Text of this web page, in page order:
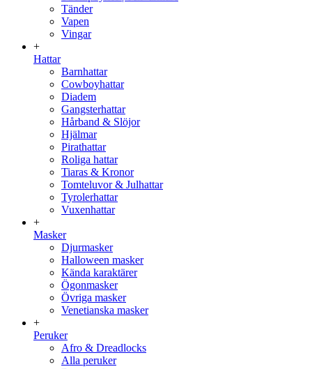
Tänder
Vapen
Vingar
+
Hattar
Barnhattar
Cowboyhattar
Diadem
Gangsterhattar
Hårband & Slöjor
Hjälmar
Pirathattar
Roliga hattar
Tiaras & Kronor
Tomteluvor & Julhattar
Tyrolerhattar
Vuxenhattar
+
Masker
Djurmasker
Halloween masker
Kända karaktärer
Ögonmasker
Övriga masker
Venetianska masker
+
Peruker
Afro & Dreadlocks
Alla peruker